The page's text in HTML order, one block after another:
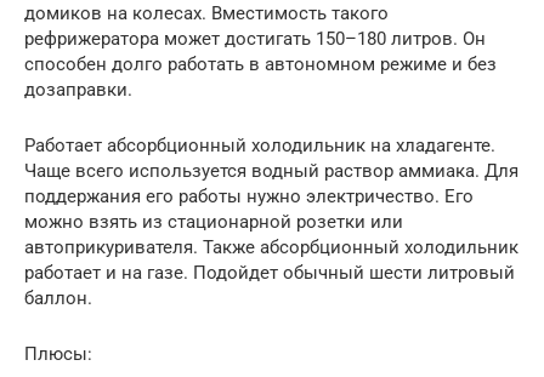
домиков на колесах. Вместимость такого
рефрижератора может достигать 150–180 литров. Он
способен долго работать в автономном режиме и без
дозаправки.
Работает абсорбционный холодильник на хладагенте.
Чаще всего используется водный раствор аммиака. Для
поддержания его работы нужно электричество. Его
можно взять из стационарной розетки или
автоприкуривателя. Также абсорбционный холодильник
работает и на газе. Подойдет обычный шести литровый
баллон.
Плюсы: